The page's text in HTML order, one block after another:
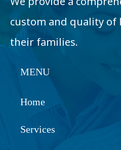
custom and quality of
their families.
MENU
Home
Services